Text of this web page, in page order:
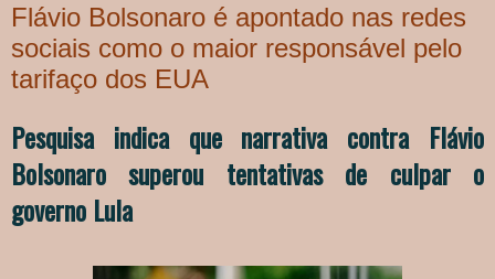
Flávio Bolsonaro é apontado nas redes
sociais como o maior responsável pelo
tarifaço dos EUA
Pesquisa indica que narrativa contra Flávio
Bolsonaro superou tentativas de culpar o
governo Lula